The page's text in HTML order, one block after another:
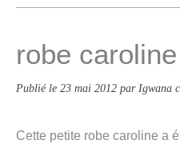
robe
Publié le 23 mai 2012 par Igwana
Cette petite robe caroline a